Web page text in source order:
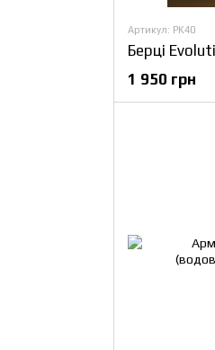
Артикул: PK40
1 950 грн